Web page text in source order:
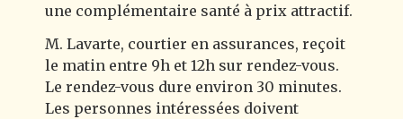
une complémentaire santé à prix attractif.
M. Lavarte, courtier en assurances, reçoit
le matin entre 9h et 12h sur rendez-vous.
Le rendez-vous dure environ 30 minutes.
Les personnes intéressées doivent